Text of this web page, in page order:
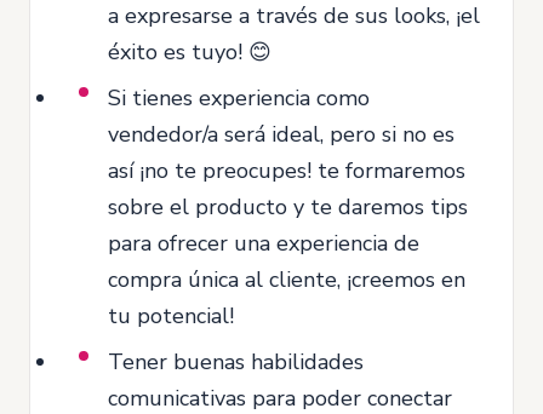
a expresarse a través de sus looks, ¡el
éxito es tuyo! 😊
Si tienes experiencia como
vendedor/a será ideal, pero si no es
así ¡no te preocupes! te formaremos
sobre el producto y te daremos tips
para ofrecer una experiencia de
compra única al cliente, ¡creemos en
tu potencial!
Tener buenas habilidades
comunicativas para poder conectar